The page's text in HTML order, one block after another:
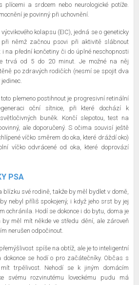
a srdcem nebo neurologické potíže.
je povinný při uchovnění.
kolapsu (EIC), jedná se o geneticky
při němž začnou psovi při aktivitě slábnout
i na přední končetiny či do úplné neschopnosti
trvá od 5 do 20 minut. Je možné na něj
po zdravých rodičích (nesmí se spojit dva
plemeno postihnout je progresivní retinální
oční sítnice, při které dochází k
buněk. Končí slepotou, test na
ale doporučený. S očima souvisí ještě
víčko směrem do oka, které dráždí oko)
víčko odvrácené od oka, které doprovází
PSA
své rodině, takže by měl bydlet v domě,
nebyl příliš spokojený, i když jeho srst by jej
ochránila. Hodí se dokonce i do bytu, doma je
by měl mít někde ve středu dění, ale zároveň
nerušen odpočinout.
spíše na obtíž, ale je to inteligentní
dokonce se hodí o pro začátečníky. Občas s
trpělivost. Nehodí se k jiným domácím
svému rozvinutému loveckému pudu má